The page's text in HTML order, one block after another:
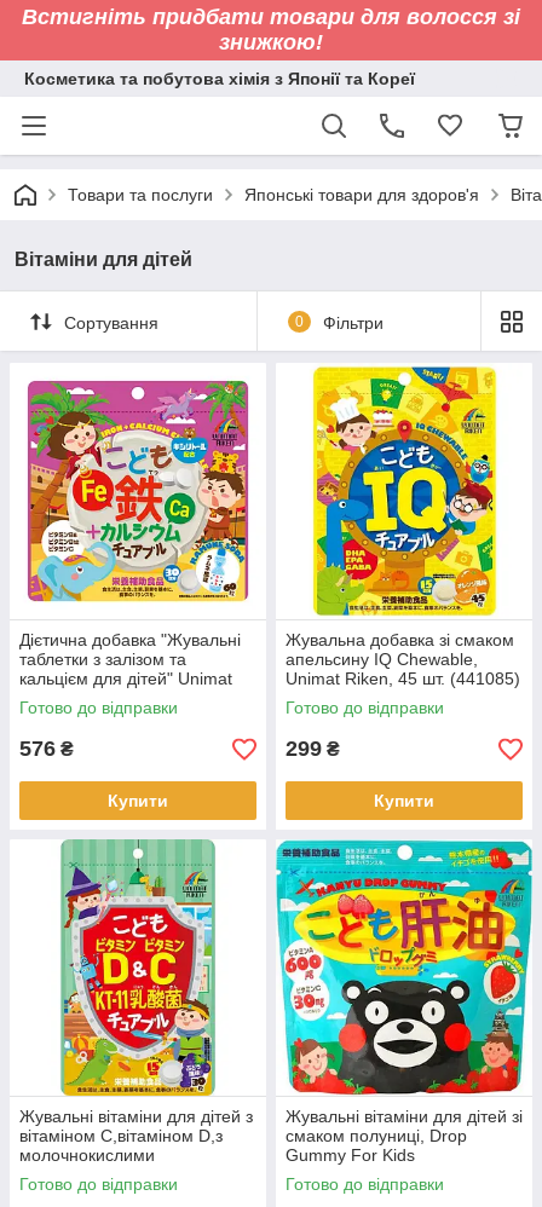
Встигніть придбати товари для волосся зі
знижкою!
Косметика та побутова хімія з Японії та Кореї
Товари та послуги Японські товари для здоров'я
Вітаміни для дітей
Сортування 0 Фільтри
Дієтична добавка "Жувальні
таблетки з залізом та
кальцієм для дітей" Unimat
Riken, 60 шт
Готово до відправки
576 ₴
Купити
Жувальна добавка зі смаком
апельсину IQ Chewable,
Unimat Riken, 45 шт. (441085)
Готово до відправки
299 ₴
Купити
Жувальні вітаміни для дітей з
вітаміном С,вітаміном D,з
молочнокислими
бактеріями,Unimat Riken,30
шт (441078)
Готово до відправки
Жувальні вітаміни для дітей зі
смаком полуниці, Drop
Gummy For Kids
Strawberry,Unimat Riken,90
шт(440934)
Готово до відправки